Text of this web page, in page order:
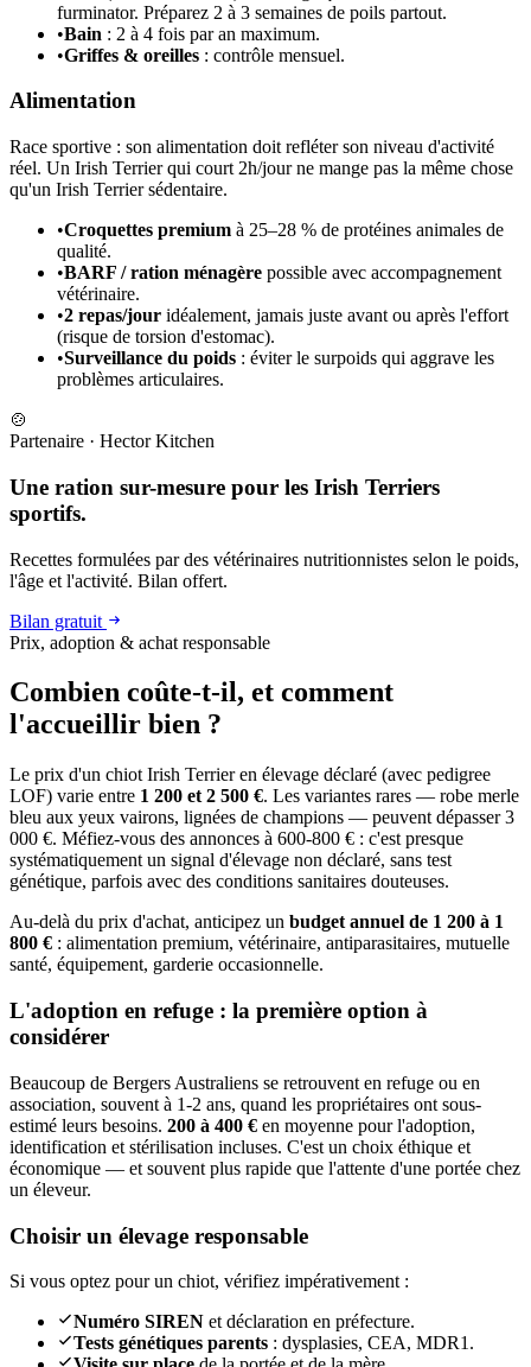
furminator. Préparez 2 à 3 semaines de poils partout.
•Bain : 2 à 4 fois par an maximum.
•Griffes & oreilles : contrôle mensuel.
Alimentation
Race sportive : son alimentation doit refléter son niveau d'activité
réel. Un Irish Terrier qui court 2h/jour ne mange pas la même chose
qu'un Irish Terrier sédentaire.
•Croquettes premium à 25–28 % de protéines animales de
qualité.
•BARF / ration ménagère possible avec accompagnement
vétérinaire.
•2 repas/jour idéalement, jamais juste avant ou après l'effort
(risque de torsion d'estomac).
•Surveillance du poids : éviter le surpoids qui aggrave les
problèmes articulaires.
🍲
Partenaire · Hector Kitchen
Une ration sur-mesure pour les Irish Terriers
sportifs.
Recettes formulées par des vétérinaires nutritionnistes selon le poids,
l'âge et l'activité. Bilan offert.
Bilan gratuit
Prix, adoption & achat responsable
Combien coûte-t-il, et comment
l'accueillir bien ?
Le prix d'un chiot Irish Terrier en élevage déclaré (avec pedigree
LOF) varie entre 1 200 et 2 500 €. Les variantes rares — robe merle
bleu aux yeux vairons, lignées de champions — peuvent dépasser 3
000 €. Méfiez-vous des annonces à 600-800 € : c'est presque
systématiquement un signal d'élevage non déclaré, sans test
génétique, parfois avec des conditions sanitaires douteuses.
Au-delà du prix d'achat, anticipez un budget annuel de 1 200 à 1
800 € : alimentation premium, vétérinaire, antiparasitaires, mutuelle
santé, équipement, garderie occasionnelle.
L'adoption en refuge : la première option à
considérer
Beaucoup de Bergers Australiens se retrouvent en refuge ou en
association, souvent à 1-2 ans, quand les propriétaires ont sous-
estimé leurs besoins. 200 à 400 € en moyenne pour l'adoption,
identification et stérilisation incluses. C'est un choix éthique et
économique — et souvent plus rapide que l'attente d'une portée chez
un éleveur.
Choisir un élevage responsable
Si vous optez pour un chiot, vérifiez impérativement :
Numéro SIREN et déclaration en préfecture.
Tests génétiques parents : dysplasies, CEA, MDR1.